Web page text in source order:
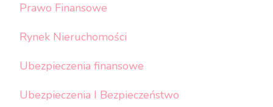
Prawo Finansowe
Rynek Nieruchomości
Ubezpieczenia finansowe
Ubezpieczenia I Bezpieczeństwo